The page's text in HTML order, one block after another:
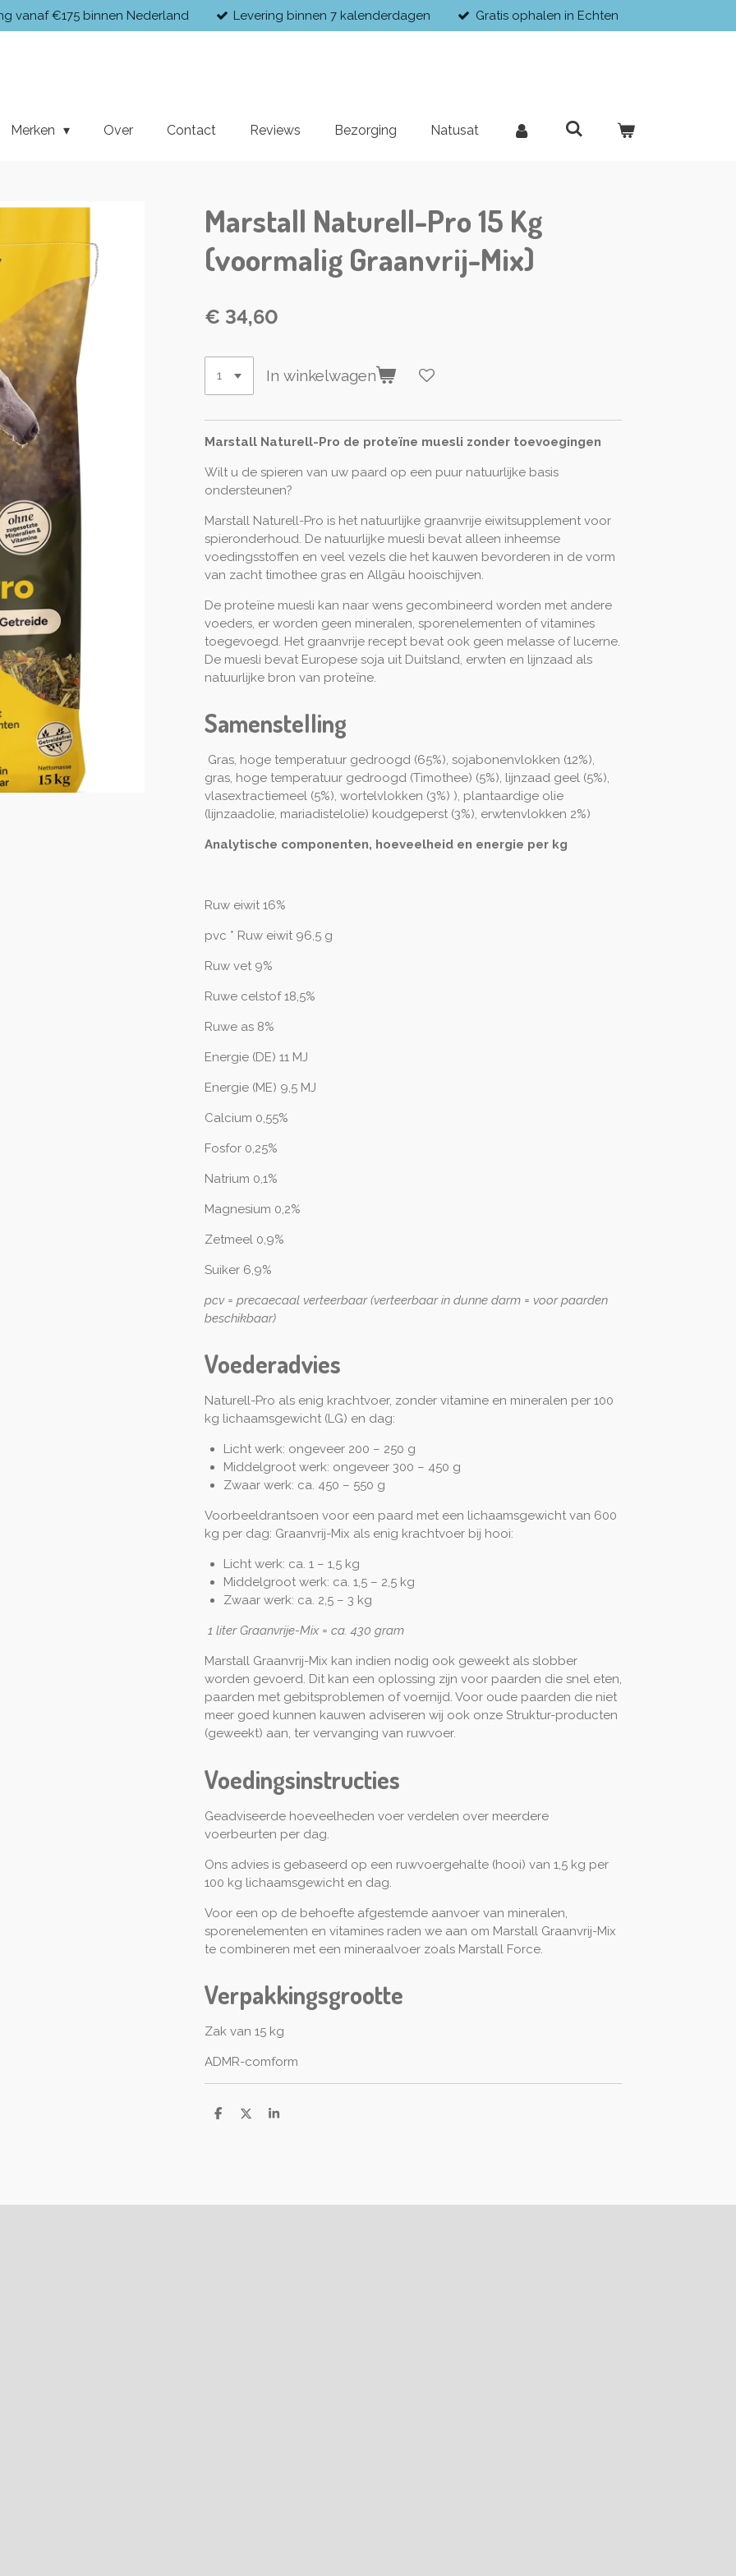
vanaf €175 binnen Nederland Levering binnen 7 kalenderdagen Gratis ophalen in Echten
Merken Over Contact Reviews Bezorging Natusat
Marstall Naturell-Pro 15 Kg
(voormalig Graanvrij-Mix)
€ 34,60
In winkelwagen
Marstall Naturell-Pro de proteïne muesli zonder toevoegingen
Wilt u de spieren van uw paard op een puur natuurlijke basis
ondersteunen?
Marstall Naturell-Pro is ​​het natuurlijke graanvrije eiwitsupplement voor
spieronderhoud. De natuurlijke muesli bevat alleen inheemse
voedingsstoffen en veel vezels die het kauwen bevorderen in de vorm
van zacht timothee gras en Allgäu hooischijven.
De proteïne muesli kan naar wens gecombineerd worden met andere
voeders, er worden geen mineralen, sporenelementen of vitamines
toegevoegd. Het graanvrije recept bevat ook geen melasse of lucerne.
De muesli bevat Europese soja uit Duitsland, erwten en lijnzaad als
natuurlijke bron van proteïne.
Samenstelling
Gras, hoge temperatuur gedroogd (65%), sojabonenvlokken (12%),
gras, hoge temperatuur gedroogd (Timothee) (5%), lijnzaad geel (5%),
vlasextractiemeel (5%), wortelvlokken (3%) ), plantaardige olie
(lijnzaadolie, mariadistelolie) koudgeperst (3%), erwtenvlokken 2%)
Analytische componenten, hoeveelheid en energie per kg
Ruw eiwit 16%
pvc * Ruw eiwit 96,5 g
Ruw vet 9%
Ruwe celstof 18,5%
Ruwe as 8%
Energie (DE) 11 MJ
Energie (ME) 9,5 MJ
Calcium 0,55%
Fosfor 0,25%
Natrium 0,1%
Magnesium 0,2%
Zetmeel 0,9%
Suiker 6,9%
pcv = precaecaal verteerbaar (verteerbaar in dunne darm = voor paarden
beschikbaar)
Voederadvies
Naturell-Pro als enig krachtvoer, zonder vitamine en mineralen per 100
kg lichaamsgewicht (LG) en dag:
Licht werk: ongeveer 200 – 250 g
Middelgroot werk: ongeveer 300 – 450 g
Zwaar werk: ca. 450 – 550 g
Voorbeeldrantsoen voor een paard met een lichaamsgewicht van 600
kg per dag: Graanvrij-Mix als enig krachtvoer bij hooi:
Licht werk: ca. 1 – 1,5 kg
Middelgroot werk: ca. 1,5 – 2,5 kg
Zwaar werk: ca. 2,5 – 3 kg
1 liter Graanvrije-Mix = ca. 430 gram
Marstall Graanvrij-Mix kan indien nodig ook geweekt als slobber
worden gevoerd. Dit kan een oplossing zijn voor paarden die snel eten,
paarden met gebitsproblemen of voernijd. Voor oude paarden die niet
meer goed kunnen kauwen adviseren wij ook onze Struktur-producten
(geweekt) aan, ter vervanging van ruwvoer.
Voedingsinstructies
Geadviseerde hoeveelheden voer verdelen over meerdere
voerbeurten per dag.
Ons advies is gebaseerd op een ruwvoergehalte (hooi) van 1,5 kg per
100 kg lichaamsgewicht en dag.
Voor een op de behoefte afgestemde aanvoer van mineralen,
sporenelementen en vitamines raden we aan om Marstall Graanvrij-Mix
te combineren met een mineraalvoer zoals Marstall Force.
Verpakkingsgrootte
Zak van 15 kg
ADMR-comform
D
D
S